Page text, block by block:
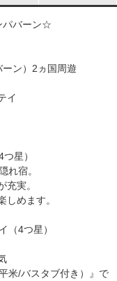
パバーン☆
ーン）2ヵ国周遊
イ
星）
れ宿。
実。
めます。
（4つ星）
米/バスタブ付き）』で